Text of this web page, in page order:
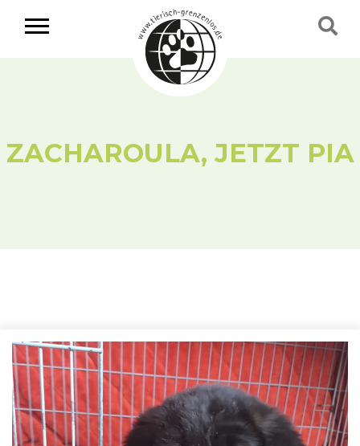
ZACHAROULA, JETZT PIA